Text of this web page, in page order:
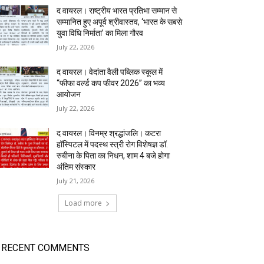
द वायरल। राष्ट्रीय भारत प्रतिभा सम्मान से
सम्मानित हुए अपूर्व श्रीवास्तव, ‘भारत के सबसे
युवा विधि निर्माता’ का मिला गौरव
July 22, 2026
द वायरल। वेदांता वैली पब्लिक स्कूल में
“फीफा वर्ल्ड कप फीवर 2026” का भव्य
आयोजन
July 22, 2026
द वायरल। विनम्र श्रद्धांजलि। कटरा
हॉस्पिटल में पदस्थ स्त्री रोग विशेषज्ञ डॉ.
रुबीना के पिता का निधन, शाम 4 बजे होगा
अंतिम संस्कार
July 21, 2026
Load more
RECENT COMMENTS